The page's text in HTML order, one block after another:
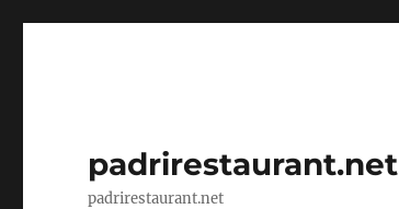
padrirestaurant.net
padrirestaurant.net